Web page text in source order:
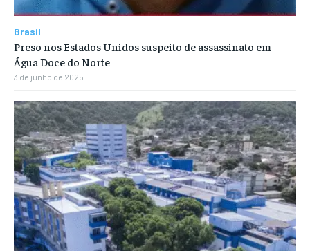
Brasil
Preso nos Estados Unidos suspeito de assassinato em
Água Doce do Norte
3 de junho de 2025